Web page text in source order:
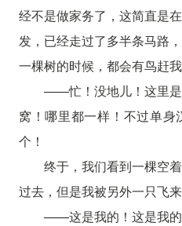
经不是做家务了，这简直是
发，已经走过了多半条马路
一棵树的时候，都会有鸟赶我
——忙！没地儿！这里是
窝！哪里都一样！不过单
个！
终于，我们看到一棵空
过去，但是我被另外一只飞
——这是我的！这是我的